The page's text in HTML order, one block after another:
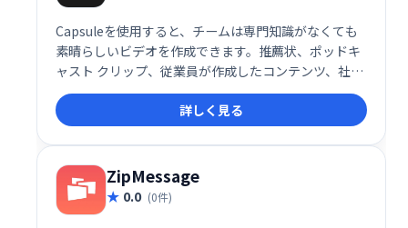
Capsuleを使用すると、チームは専門知識がなくても
素晴らしいビデオを作成できます。推薦状、ポッドキ
ャスト クリップ、従業員が作成したコンテンツ、社内
コミュニケーション ビデオ、販売と成功のビデオなど
を作成します。
詳しく見る
ZipMessage
0.0 (0件)